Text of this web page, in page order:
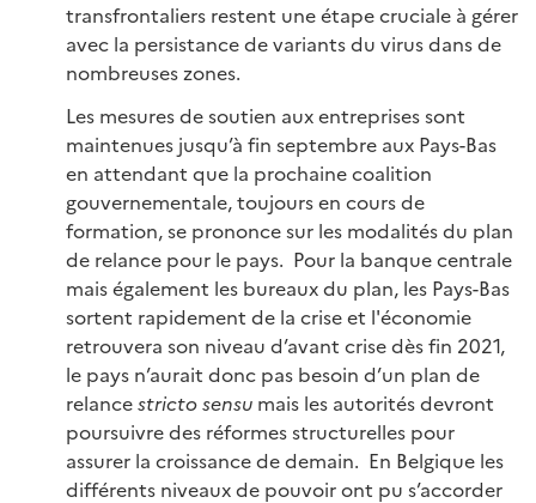
transfrontaliers restent une étape cruciale à gérer
avec la persistance de variants du virus dans de
nombreuses zones.
Les mesures de soutien aux entreprises sont
maintenues jusqu’à fin septembre aux Pays-Bas
en attendant que la prochaine coalition
gouvernementale, toujours en cours de
formation, se prononce sur les modalités du plan
de relance pour le pays. Pour la banque centrale
mais également les bureaux du plan, les Pays-Bas
sortent rapidement de la crise et l'économie
retrouvera son niveau d’avant crise dès fin 2021,
le pays n’aurait donc pas besoin d’un plan de
relancestricto sensu mais les autorités devront
poursuivre des réformes structurelles pour
assurer la croissance de demain. En Belgique les
différents niveaux de pouvoir ont pu s’accorder